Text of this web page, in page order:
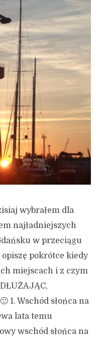
wybrałem dla
najładniejszych
w przeciągu
pokrótce kiedy
miejscach i z czym
1. Wschód słońca na
lata temu
wschód słońca na